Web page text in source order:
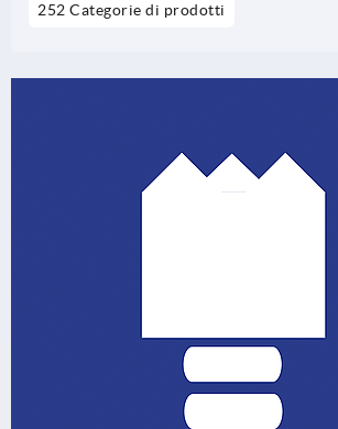
252 Categorie di prodotti